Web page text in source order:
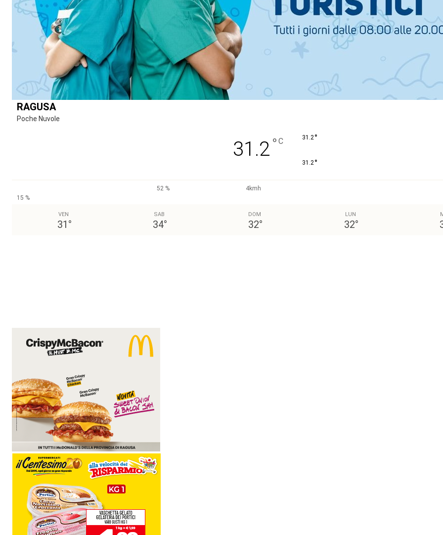
RAGUSA
Poche Nuvole
31.2 ° C 31.2°
31.2°
52 %
4kmh
15 %
VEN
31 °
SAB
34°
DOM
32°
LUN
32°